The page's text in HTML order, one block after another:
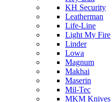
KH Security
Leatherman
Life-Line
Light My Fire
Linder
Lowa
Magnum
Makhai
Maserin
Mil-Tec
MKM Knives